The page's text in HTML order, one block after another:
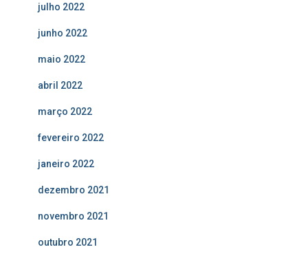
julho 2022
junho 2022
maio 2022
abril 2022
março 2022
fevereiro 2022
janeiro 2022
dezembro 2021
novembro 2021
outubro 2021